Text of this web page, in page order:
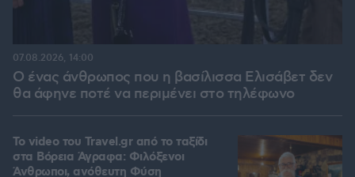
Ο ένας άνθρωπος που η βασίλισσα Ελισάβετ δεν
θα άφηνε ποτέ να περιμένει στο τηλέφωνο
07.08.2026, 14:00
To video του Travel.gr από το ταξίδι
στα Βόρεια Άγραφα: Φιλόξενοι
Άνθρωποι, ανόθευτη Φύση